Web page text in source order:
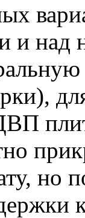
и над
но